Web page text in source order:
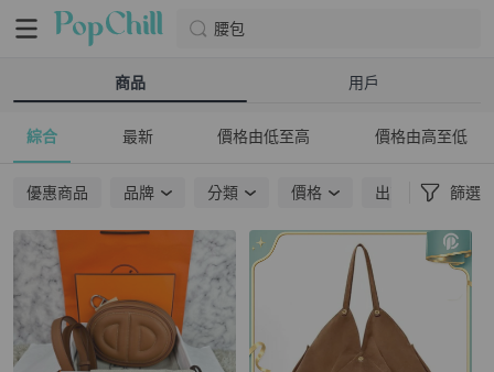
腰包
商品 用戶
綜合 最新 價格由低至高 價格由高至低
優惠商品 品牌 分類 價格 出貨地點 篩選